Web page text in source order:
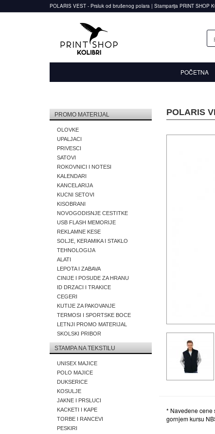
POLARIS VEST - Prsluk od brušenog polara | Stamparija PRINT SHOP
POČETNA
PROMO MATERIJAL
OLOVKE
UPALJACI
PRIVESCI
SATOVI
ROKOVNICI I NOTESI
KALENDARI
KANCELARIJA
KUCNI SETOVI
KISOBRANI
NOVOGODISNJE CESTITKE
USB FLASH MEMORIJE
REKLAMNE KESE
SOLJE, KERAMIKA I STAKLO
TEHNOLOGIJA
ALATI
LEPOTA I ZABAVA
CINIJE I POSUDE ZA HRANU
ID DRZACI I TRAKICE
CEGERI
KUTIJE ZA PAKOVANJE
TERMOSI I SPORTSKE BOCE
LETNJI PROMO MATERIJAL
SKOLSKI PRIBOR
STAMPA NA TEKSTILU
UNISEX MAJICE
POLO MAJICE
DUKSERICE
KOSULJE
JAKNE I PRSLUCI
KACKETI I KAPE
TORBE I RANCEVI
PESKIRI
POLARIS
* Navedene cene
gornjem kursu